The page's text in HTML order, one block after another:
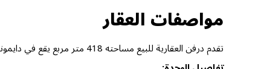
مواصفات العقار
تقدم درفن العقارية للبيع مساحته 418 متر مربع يقع في دايمونز من دانوب، أبراج بحيرة الجميرا دبي.